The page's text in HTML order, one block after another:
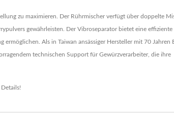
zu maximieren. Der Rührmischer verfügt über doppelte
gewährleisten. Der Vibroseparator bietet eine effiziente
Als in Taiwan ansässiger Hersteller mit 70 Jahren
technischen Support für Gewürzverarbeiter, die ihre